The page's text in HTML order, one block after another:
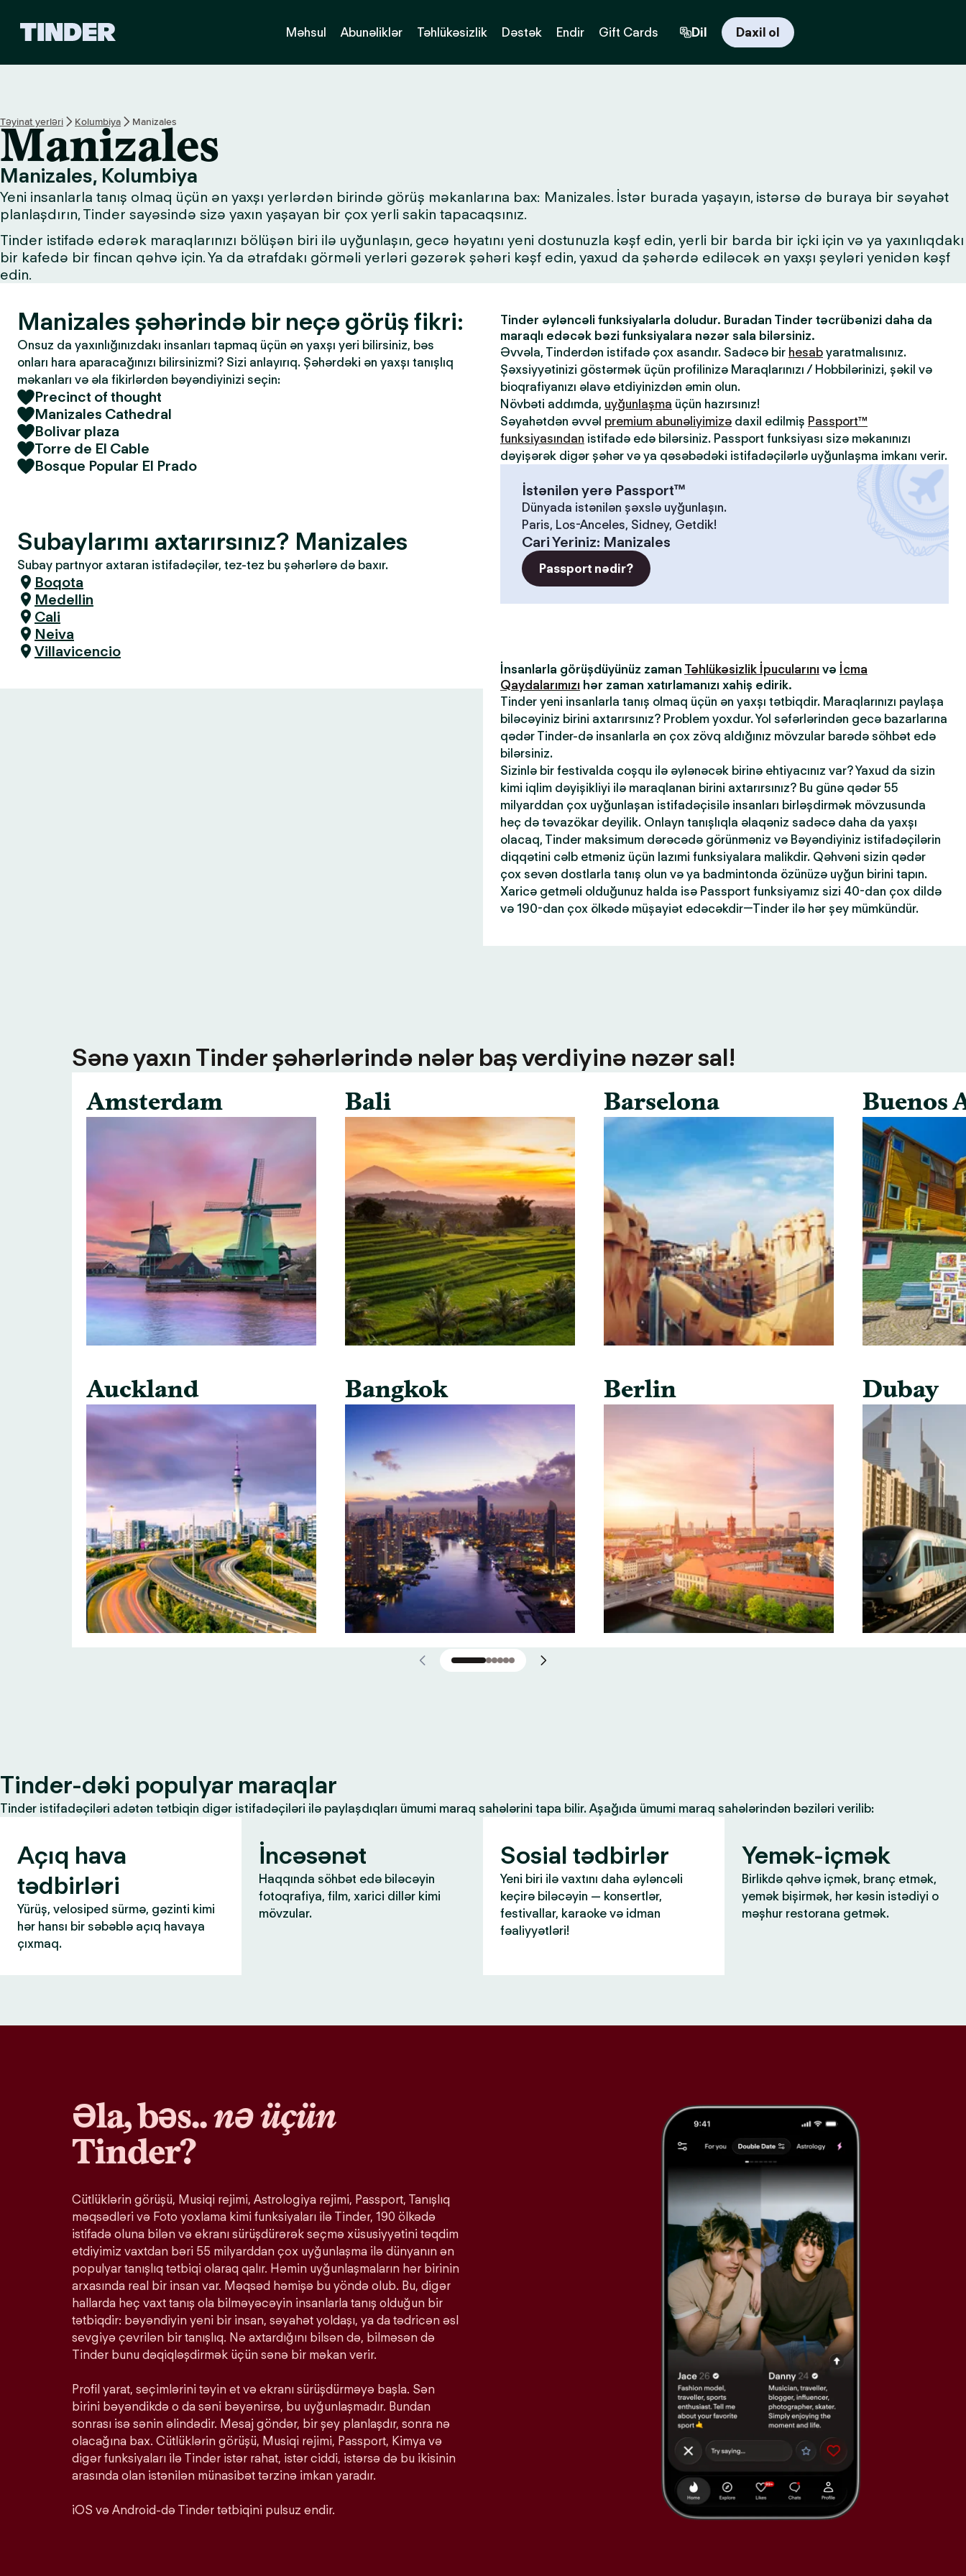
H
o
m
Məhsul Abunəliklər Təhlükəsizlik Dəstək Endir Gift Cards Dil Daxil ol
Təyinat yerləri Kolumbiya Manizales
Manizales
Manizales, Kolumbiya
Yeni insanlarla tanış olmaq üçün ən yaxşı yerlərdən birində görüş məkanlarına bax: Manizales. İstər burada yaşayın, istərsə də buraya bir səyahət
planlaşdırın, Tinder sayəsində sizə yaxın yaşayan bir çox yerli sakin tapacaqsınız.
Tinder istifadə edərək maraqlarınızı bölüşən biri ilə uyğunlaşın, gecə həyatını yeni dostunuzla kəşf edin, yerli bir barda bir içki için və ya yaxınlıqdakı
bir kafedə bir fincan qəhvə için. Ya da ətrafdakı görməli yerləri gəzərək şəhəri kəşf edin, yaxud da şəhərdə ediləcək ən yaxşı şeyləri yenidən kəşf
edin.
Manizales şəhərində bir neçə görüş fikri:
Onsuz da yaxınlığınızdakı insanları tapmaq üçün ən yaxşı yeri bilirsiniz, bəs
onları hara aparacağınızı bilirsinizmi? Sizi anlayırıq. Şəhərdəki ən yaxşı tanışlıq
məkanları və əla fikirlərdən bəyəndiyinizi seçin:
Precinct of thought
Manizales Cathedral
Bolivar plaza
Torre de El Cable
Bosque Popular El Prado
Subaylarımı axtarırsınız? Manizales
Subay partnyor axtaran istifadəçilər, tez-tez bu şəhərlərə də baxır.
Boqota
Medellin
Cali
Neiva
Villavicencio
Tinder əyləncəli funksiyalarla doludur. Buradan Tinder təcrübənizi daha da
maraqlı edəcək bəzi funksiyalara nəzər sala bilərsiniz.
Əvvəla, Tinderdən istifadə çox asandır. Sadəcə bir hesab yaratmalısınız.
Şəxsiyyətinizi göstərmək üçün profilinizə Maraqlarınızı / Hobbilərinizi, şəkil və
bioqrafiyanızı əlavə etdiyinizdən əmin olun.
Növbəti addımda, uyğunlaşma üçün hazırsınız!
Səyahətdən əvvəl premium abunəliyimizə daxil edilmiş Passport™
funksiyasından istifadə edə bilərsiniz. Passport funksiyası sizə məkanınızı
dəyişərək digər şəhər və ya qəsəbədəki istifadəçilərlə uyğunlaşma imkanı verir.
İstənilən yerə Passport™
Dünyada istənilən şəxslə uyğunlaşın.
Paris, Los-Anceles, Sidney, Getdik!
Cari Yeriniz: Manizales
Passport nədir?
İnsanlarla görüşdüyünüz zaman Təhlükəsizlik İpucularını və İcma
Qaydalarımızı hər zaman xatırlamanızı xahiş edirik.
Tinder yeni insanlarla tanış olmaq üçün ən yaxşı tətbiqdir. Maraqlarınızı paylaşa
biləcəyiniz birini axtarırsınız? Problem yoxdur. Yol səfərlərindən gecə bazarlarına
qədər Tinder-də insanlarla ən çox zövq aldığınız mövzular barədə söhbət edə
bilərsiniz.
Sizinlə bir festivalda coşqu ilə əylənəcək birinə ehtiyacınız var? Yaxud da sizin
kimi iqlim dəyişikliyi ilə maraqlanan birini axtarırsınız? Bu günə qədər 55
milyarddan çox uyğunlaşan istifadəçisilə insanları birləşdirmək mövzusunda
heç də təvazökar deyilik. Onlayn tanışlıqla əlaqəniz sadəcə daha da yaxşı
olacaq, Tinder maksimum dərəcədə görünməniz və Bəyəndiyiniz istifadəçilərin
diqqətini cəlb etməniz üçün lazımi funksiyalara malikdir. Qəhvəni sizin qədər
çox sevən dostlarla tanış olun və ya badmintonda özünüzə uyğun birini tapın.
Xaricə getməli olduğunuz halda isə Passport funksiyamız sizi 40-dan çox dildə
və 190-dan çox ölkədə müşayiət edəcəkdir—Tinder ilə hər şey mümkündür.
Sənə yaxın Tinder şəhərlərində nələr baş verdiyinə nəzər sal!
Amsterdam
Auckland
Bali
Bangkok
Barselona
Berlin
Buenos
Dubay
Tinder-dəki populyar maraqlar
Tinder istifadəçiləri adətən tətbiqin digər istifadəçiləri ilə paylaşdıqları ümumi maraq sahələrini tapa bilir. Aşağıda ümumi maraq sahələrindən bəziləri verilib:
Açıq hava
tədbirləri
Yürüş, velosiped sürmə, gəzinti kimi
hər hansı bir səbəblə açıq havaya
çıxmaq.
İncəsənət
Haqqında söhbət edə biləcəyin
fotoqrafiya, film, xarici dillər kimi
mövzular.
Sosial tədbirlər
Yeni biri ilə vaxtını daha əyləncəli
keçirə biləcəyin — konsertlər,
festivallar, karaoke və idman
fəaliyyətləri!
Yemək-içmək
Birlikdə qəhvə içmək, branç etmək,
yemək bişirmək, hər kəsin istədiyi o
məşhur restorana getmək.
Əla, bəs..nə üçün
Tinder?
Cütlüklərin görüşü, Musiqi rejimi, Astrologiya rejimi, Passport, Tanışlıq
məqsədləri və Foto yoxlama kimi funksiyaları ilə Tinder, 190 ölkədə
istifadə oluna bilən və ekranı sürüşdürərək seçmə xüsusiyyətini təqdim
etdiyimiz vaxtdan bəri 55 milyarddan çox uyğunlaşma ilə dünyanın ən
populyar tanışlıq tətbiqi olaraq qalır. Həmin uyğunlaşmaların hər birinin
arxasında real bir insan var. Məqsəd həmişə bu yöndə olub. Bu, digər
hallarda heç vaxt tanış ola bilməyəcəyin insanlarla tanış olduğun bir
tətbiqdir: bəyəndiyin yeni bir insan, səyahət yoldaşı, ya da tədricən əsl
sevgiyə çevrilən bir tanışlıq. Nə axtardığını bilsən də, bilməsən də
Tinder bunu dəqiqləşdirmək üçün sənə bir məkan verir.
Profil yarat, seçimlərini təyin et və ekranı sürüşdürməyə başla. Sən
birini bəyəndikdə o da səni bəyənirsə, bu uyğunlaşmadır. Bundan
sonrası isə sənin əlindədir. Mesaj göndər, bir şey planlaşdır, sonra nə
olacağına bax. Cütlüklərin görüşü, Musiqi rejimi, Passport, Kimya və
digər funksiyaları ilə Tinder istər rahat, istər ciddi, istərsə də bu ikisinin
arasında olan istənilən münasibət tərzinə imkan yaradır.
iOS və Android-də Tinder tətbiqini pulsuz endir.